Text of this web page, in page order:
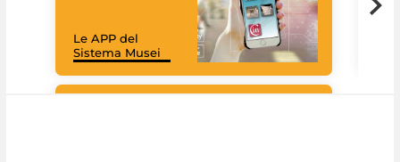
Le APP del
Sistema Musei